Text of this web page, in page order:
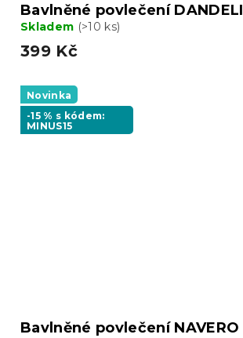
Bavlněné povlečení
Skladem (>10 ks)
399 Kč
Novinka
-15 % s kódem:
MINUS15
Bavlněné povlečení